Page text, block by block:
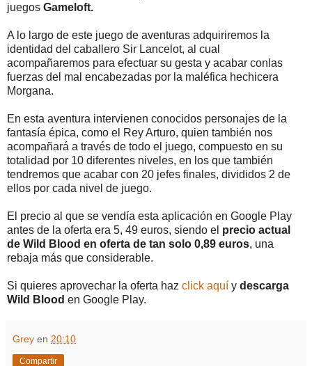
juegos Gameloft.
A lo largo de este juego de aventuras adquiriremos la
identidad del caballero Sir Lancelot, al cual
acompañaremos para efectuar su gesta y acabar conlas
fuerzas del mal encabezadas por la maléfica hechicera
Morgana.
En esta aventura intervienen conocidos personajes de la
fantasía épica, como el Rey Arturo, quien también nos
acompañará a través de todo el juego, compuesto en su
totalidad por 10 diferentes niveles, en los que también
tendremos que acabar con 20 jefes finales, divididos 2 de
ellos por cada nivel de juego.
El precio al que se vendía esta aplicación en Google Play
antes de la oferta era 5, 49 euros, siendo el precio actual
de Wild Blood en oferta de tan solo 0,89 euros, una
rebaja más que considerable.
Si quieres aprovechar la oferta haz click aquí y descarga
Wild Blood en Google Play.
Grey en 20:10
Compartir